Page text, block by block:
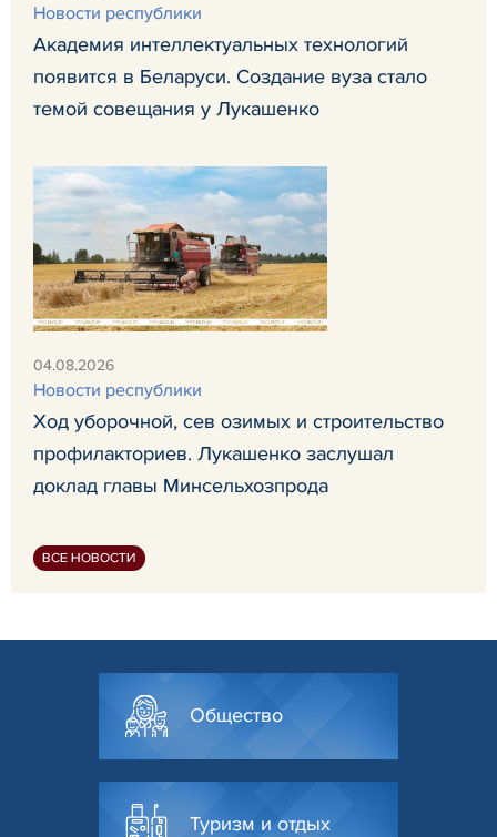
Новости республики
Академия интеллектуальных технологий
появится в Беларуси. Создание вуза стало
темой совещания у Лукашенко
04.08.2026
Новости республики
Ход уборочной, сев озимых и строительство
профилакториев. Лукашенко заслушал
доклад главы Минсельхозпрода
ВСЕ НОВОСТИ
Общество
Туризм и отдых